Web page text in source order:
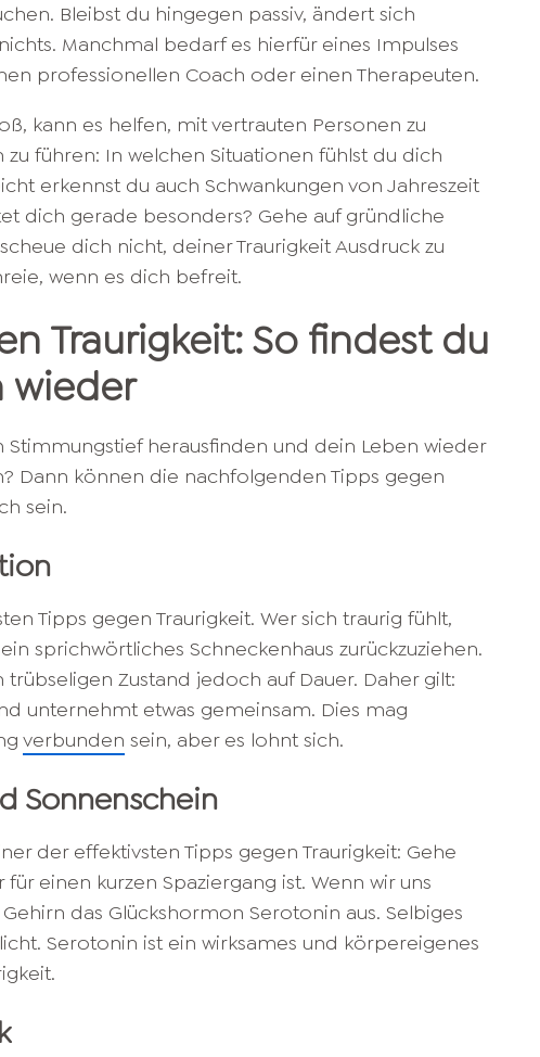
Bleibst du hingegen passiv, ändert sich
Manchmal bedarf es hierfür eines Impulses
professionellen Coach oder einen Therapeuten.
kann es helfen, mit vertrauten Personen zu
führen: In welchen Situationen fühlst du dich
erkennst du auch Schwankungen von Jahreszeit
dich gerade besonders? Gehe auf gründliche
dich nicht, deiner Traurigkeit Ausdruck zu
wenn es dich befreit.
Traurigkeit: So findest du
wieder
Stimmungstief herausfinden und dein Leben wieder
Dann können die nachfolgenden Tipps gegen
sein.
Tipps gegen Traurigkeit. Wer sich traurig fühlt,
sprichwörtliches Schneckenhaus zurückzuziehen.
Zustand jedoch auf Dauer. Daher gilt:
unternehmt etwas gemeinsam. Dies mag
verbunden sein, aber es lohnt sich.
Sonnenschein
der effektivsten Tipps gegen Traurigkeit: Gehe
einen kurzen Spaziergang ist. Wenn wir uns
das Glückshormon Serotonin aus. Selbiges
Serotonin ist ein wirksames und körpereigenes